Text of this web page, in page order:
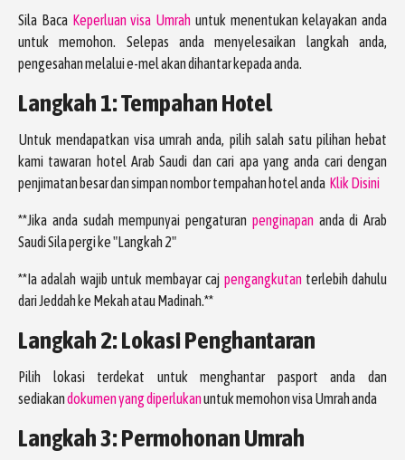
Sila Baca Keperluan visa Umrah untuk menentukan kelayakan anda
untuk memohon. Selepas anda menyelesaikan langkah anda,
pengesahan melalui e-mel akan dihantar kepada anda.
Langkah 1: Tempahan Hotel
Untuk mendapatkan visa umrah anda, pilih salah satu pilihan hebat
kami tawaran hotel Arab Saudi dan cari apa yang anda cari dengan
penjimatan besar dan simpan nombor tempahan hotel anda Klik Disini
**Jika anda sudah mempunyai pengaturan penginapananda di Arab
Saudi Sila pergi ke "Langkah 2"
**Ia adalah wajib untuk membayar caj pengangkutanterlebih dahulu
dari Jeddah ke Mekah atau Madinah.**
Langkah 2: Lokasi Penghantaran
Pilih lokasi terdekat untuk menghantar pasport anda dan
sediakandokumen yang diperlukanuntuk memohon visa Umrah anda
Langkah 3: Permohonan Umrah